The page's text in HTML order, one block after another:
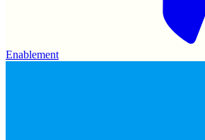
Enablement